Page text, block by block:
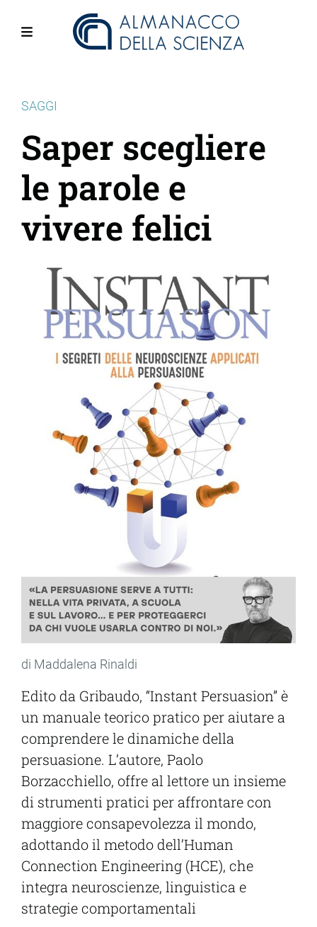
SAGGI
Saper scegliere
le parole e
vivere felici
di Maddalena Rinaldi
Edito da Gribaudo, “Instant Persuasion” è
un manuale teorico pratico per aiutare a
comprendere le dinamiche della
persuasione. L’autore, Paolo
Borzacchiello, offre al lettore un insieme
di strumenti pratici per affrontare con
maggiore consapevolezza il mondo,
adottando il metodo dell’Human
Connection Engineering (HCE), che
integra neuroscienze, linguistica e
strategie comportamentali